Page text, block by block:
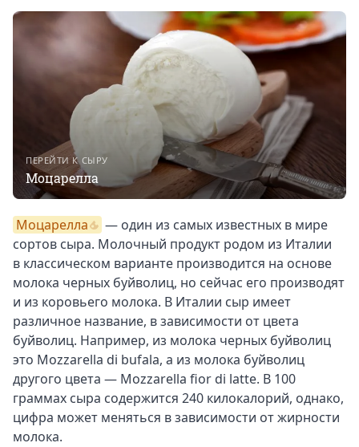
ПЕРЕЙТИ К СЫРУ
Моцарелла
Моцарелла
— один из самых известных в мире
сортов сыра. Молочный продукт родом из Италии
в классическом варианте производится на основе
молока черных буйволиц, но сейчас его производят
и из коровьего молока. В Италии сыр имеет
различное название, в зависимости от цвета
буйволиц. Например, из молока черных буйволиц
это Mozzarella di bufala, а из молока буйволиц
другого цвета — Mozzarella fior di latte. В 100
граммах сыра содержится 240 килокалорий, однако,
цифра может меняться в зависимости от жирности
молока.